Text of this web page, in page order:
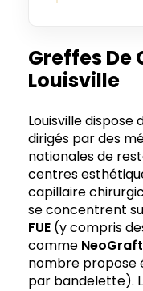
Greffes De
Louisville
Louisville dispose
dirigés par des
nationales de
centres
capillaire
se concentrent
FUE (y compris
comme NeoGraft
nombre propose
par bandelette).